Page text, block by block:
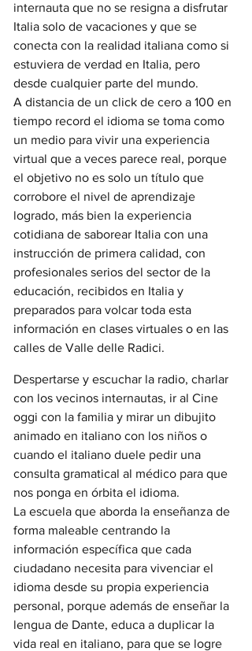
internauta que no se resigna a disfrutar
Italia solo de vacaciones y que se
conecta con la realidad italiana como si
estuviera de verdad en Italia, pero
desde cualquier parte del mundo.
A distancia de un click de cero a 100 en
tiempo record el idioma se toma como
un medio para vivir una experiencia
virtual que a veces parece real, porque
el objetivo no es solo un título que
corrobore el nivel de aprendizaje
logrado, más bien la experiencia
cotidiana de saborear Italia con una
instrucción de primera calidad, con
profesionales serios del sector de la
educación, recibidos en Italia y
preparados para volcar toda esta
información en clases virtuales o en las
calles de Valle delle Radici.
Despertarse y escuchar la radio, charlar
con los vecinos internautas, ir al Cine
oggi con la familia y mirar un dibujito
animado en italiano con los niños o
cuando el italiano duele pedir una
consulta gramatical al médico para que
nos ponga en órbita el idioma.
La escuela que aborda la enseñanza de
forma maleable centrando la
información específica que cada
ciudadano necesita para vivenciar el
idioma desde su propia experiencia
personal, porque además de enseñar la
lengua de Dante, educa a duplicar la
vida real en italiano, para que se logre